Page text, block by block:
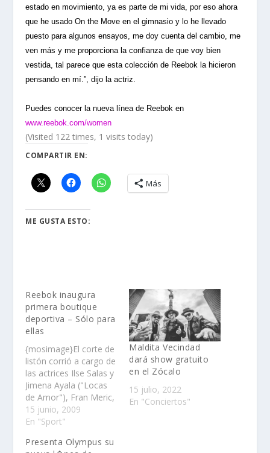
estado en movimiento, ya es parte de mi vida, por eso ahora
que he usado On the Move en el gimnasio y lo he llevado
puesto para algunos ensayos, me doy cuenta del cambio, me
ven más y me proporciona la confianza de que voy bien
vestida, tal parece que esta colección de Reebok la hicieron
pensando en mí.”, dijo la actriz.
Puedes conocer la nueva línea de Reebok en
www.reebok.com/women
(Visited 122 times, 1 visits today)
COMPARTIR EN:
Más
ME GUSTA ESTO:
Reebok inaugura
primera boutique
deportiva – Sólo para
ellas
{mosimage}El corte de
listón corrió a cargo de
las actrices Ilse Salas y
Jimena Ayala ("Locas
de Amor"), Fran Meric,
así como Sergio
"Gaucho" Ávila,
Rayadas de
15 junio, 2009
En "Sport"
Maldita Vecindad
dará show gratuito
en el Zócalo
15 julio, 2022
En "Conciertos"
Presenta Olympus su